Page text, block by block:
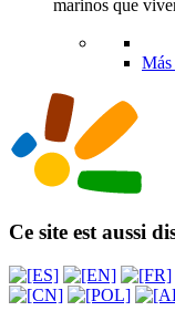
marinos que
Ce site est aussi